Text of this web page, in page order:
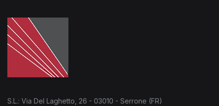
S.L.: Via Del Laghetto, 26 - 03010 - Serrone (FR)